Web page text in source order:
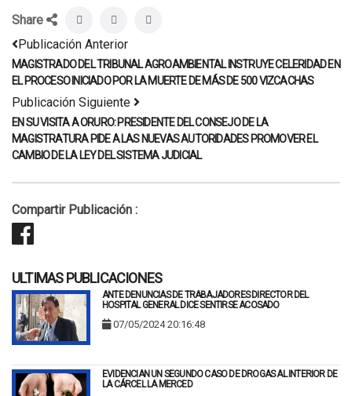
Share
Publicación Anterior
MAGISTRADO DEL TRIBUNAL AGROAMBIENTAL INSTRUYE CELERIDAD EN
EL PROCESO INICIADO POR LA MUERTE DE MÁS DE 500 VIZCACHAS
Publicación Siguiente
EN SU VISITA A ORURO: PRESIDENTE DEL CONSEJO DE LA
MAGISTRATURA PIDE A LAS NUEVAS AUTORIDADES PROMOVER EL
CAMBIO DE LA LEY DEL SISTEMA JUDICIAL
Compartir Publicación :
ULTIMAS PUBLICACIONES
ANTE DENUNCIAS DE TRABAJADORES DIRECTOR DEL
HOSPITAL GENERAL DICE SENTIRSE ACOSADO
07/05/2024 20:16:48
EVIDENCIAN UN SEGUNDO CASO DE DROGAS AL INTERIOR DE
LA CÁRCEL LA MERCED